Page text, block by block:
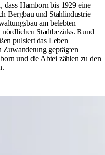
dass Hamborn bis 1929 eine
Bergbau und Stahlindustrie
am belebten
Stadtbezirks. Rund
pulsiert das Leben
geprägten
und die Abtei zählen zu den